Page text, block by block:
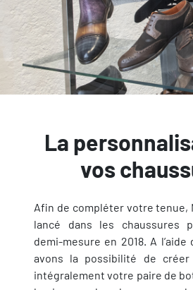
La
vos
Afin de compléter votre tenue,
lancé dans les chaussures
demi-mesure en 2018. A l’aide
avons la possibilité de
intégralement votre paire de